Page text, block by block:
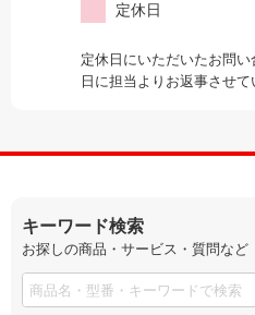
定休日
定休日にいただいたお問
日に担当よりお返事させて
キーワード検索
お探しの商品・サービス・質問など